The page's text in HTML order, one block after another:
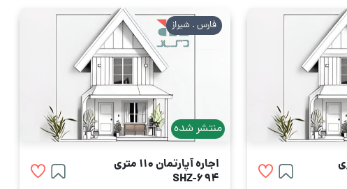
منتشر شده
فارس . شیراز
اجاره آپارتمان 110 متری
SHZ-694